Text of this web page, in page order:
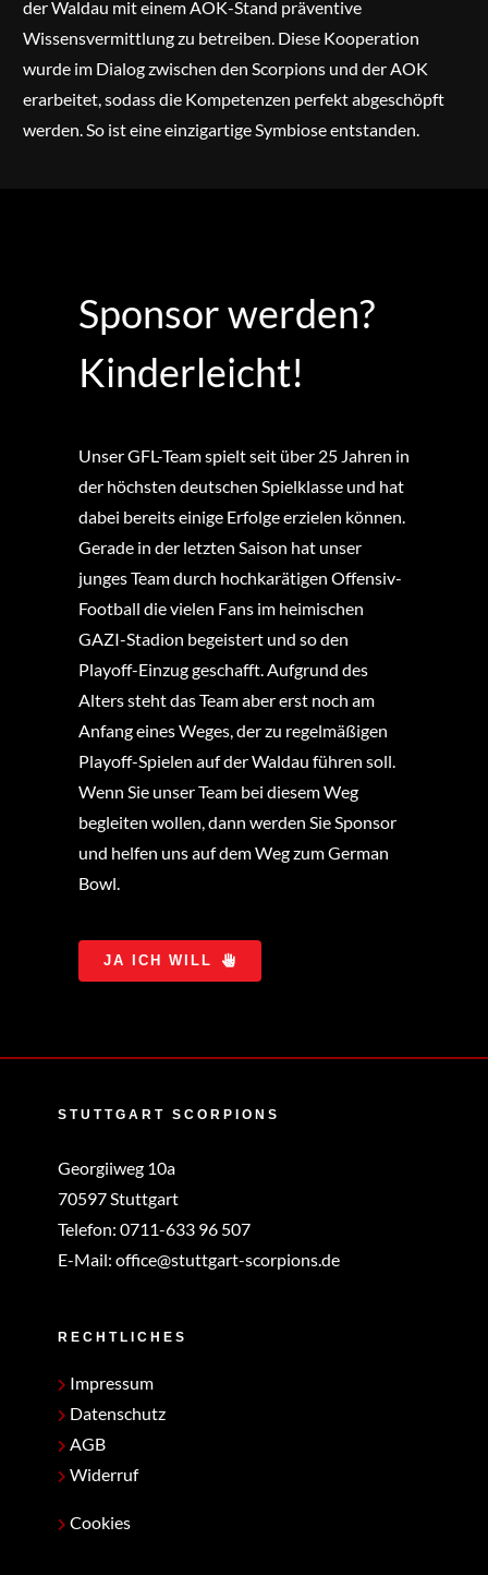
der Waldau mit einem AOK-Stand präventive
Wissensvermittlung zu betreiben. Diese Kooperation
wurde im Dialog zwischen den Scorpions und der AOK
erarbeitet, sodass die Kompetenzen perfekt abgeschöpft
werden. So ist eine einzigartige Symbiose entstanden.
Sponsor werden?
Kinderleicht!
Unser GFL-Team spielt seit über 25 Jahren in
der höchsten deutschen Spielklasse und hat
dabei bereits einige Erfolge erzielen können.
Gerade in der letzten Saison hat unser
junges Team durch hochkarätigen Offensiv-
Football die vielen Fans im heimischen
GAZI-Stadion begeistert und so den
Playoff-Einzug geschafft. Aufgrund des
Alters steht das Team aber erst noch am
Anfang eines Weges, der zu regelmäßigen
Playoff-Spielen auf der Waldau führen soll.
Wenn Sie unser Team bei diesem Weg
begleiten wollen, dann werden Sie Sponsor
und helfen uns auf dem Weg zum German
Bowl.
JA ICH WILL
STUTTGART SCORPIONS
Georgiiweg 10a
70597 Stuttgart
Telefon: 0711-633 96 507
E-Mail: office@stuttgart-scorpions.de
RECHTLICHES
Impressum
Datenschutz
AGB
Widerruf
Cookies